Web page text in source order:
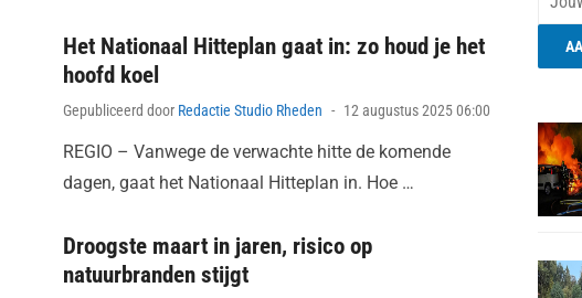
Het Nationaal Hitteplan gaat in: zo houd je het
hoofd koel
Gepubliceerd door Redactie Studio Rheden
Posted
12 augustus 2025 06:00
REGIO – Vanwege de verwachte hitte de komende
dagen, gaat het Nationaal Hitteplan in. Hoe …
Droogste maart in jaren, risico op
natuurbranden stijgt